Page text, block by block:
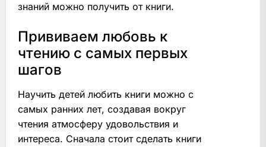
знаний можно получить от книги.
Прививаем любовь к
чтению с самых первых
шагов
Научить детей любить книги можно с
самых ранних лет, создавая вокруг
чтения атмосферу удовольствия и
интереса. Сначала стоит сделать книги